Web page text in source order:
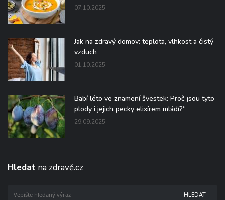
07.10.2025
Jak na zdravý domov: teplota, vlhkost a čistý
vzduch
01.10.2025
Babí léto ve znamení švestek: Proč jsou tyto
plody i jejich pecky elixírem mládí?“
29.09.2025
Hledat na zdravě.cz
HLEDAT